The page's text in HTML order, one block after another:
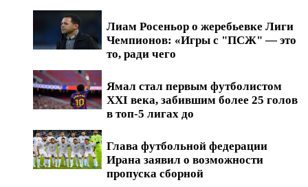
Лиам Росеньор о жеребьевке Лиги
Чемпионов: «Игры с "ПСЖ" — это
то, ради чего
Ямал стал первым футболистом
XXI века, забившим более 25 голов
в топ-5 лигах до
Глава футбольной федерации
Ирана заявил о возможности
пропуска сборной